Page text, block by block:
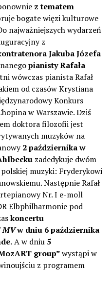
z tematem
bogate więzi kulturowe
najważniejszych wydarzeń
z
Jakuba Józefa
pianisty Rafała
wówczas pianista Rafał
od czasów Krystiana
Konkurs
w Warszawie. Dziś
doktora filozofii jest
muzyków na
2 października w
zadedykuje dwóm
muzyki: Fryderykowi
Następnie Rafał
Nr. I e-moll
Elbphilharmonie pod
koncertu
MVw dniu 6 października
A w dniu 5
group”wystąpi w
z programem